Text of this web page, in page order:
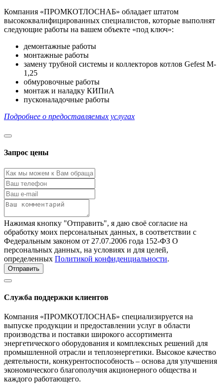
Компания «ПРОМКОТЛОСНАБ» обладает штатом
высококвалифицированных специалистов, которые выполнят
следующие работы на вашем объекте «под ключ»:
демонтажные работы
монтажные работы
замену трубной системы и коллекторов котлов Gefest M-
1,25
обмуровочные работы
монтаж и наладку КИПиА
пусконаладочные работы
Подробнее о предоставляемых услугах
Запрос цены
Нажимая кнопку "Отправить", я даю своё согласие на
обработку моих персональных данных, в соответствии с
Федеральным законом от 27.07.2006 года 152-ФЗ О
персональных данных, на условиях и для целей,
определенных Политикой конфиденциальности.
Отправить
Служба поддержки клиентов
Компания «ПРОМКОТЛОСНАБ» специализируется на
выпуске продукции и предоставлении услуг в области
производства и поставки широкого ассортимента
энергетического оборудования и комплексных решений для
промышленной отрасли и теплоэнергетики. Высокое качество
деятельности, конкурентоспособность – основа для улучшения
экономического благополучия акционерного общества и
каждого работающего.